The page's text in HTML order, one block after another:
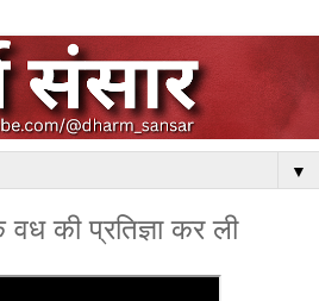
▼
की प्रतिज्ञा कर ली